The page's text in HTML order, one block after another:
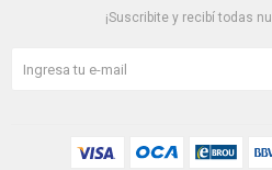
¡Suscribite y recibí todas